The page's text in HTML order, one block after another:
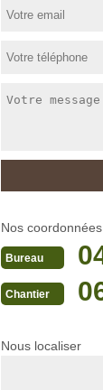
Nos coordonnées
Bureau
Chantier
Nous localiser